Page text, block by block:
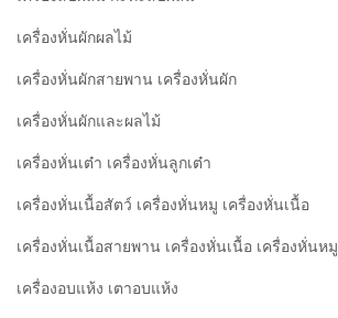
เครื่องหั่นผักผลไม้
เครื่องหั่นผักสายพาน เครื่องหั่นผัก
เครื่องหั่นผักและผลไม้
เครื่องหั่นเต๋า เครื่องหั่นลูกเต๋า
เครื่องหั่นเนื้อสัตว์ เครื่องหั่นหมู เครื่องหั่นเนื้อ
เครื่องหั่นเนื้อสายพาน เครื่องหั่นเนื้อ เครื่องหั่นหมู
เครื่องอบแห้ง เตาอบแห้ง